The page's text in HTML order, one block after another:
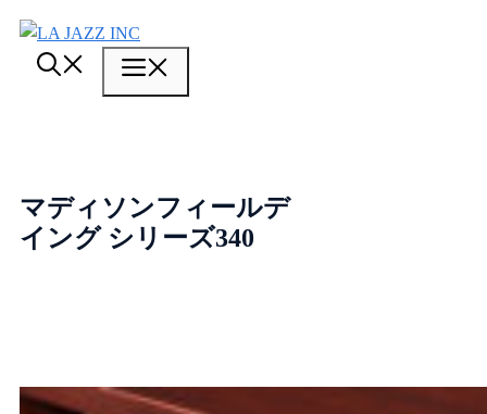
コ
ッ
ー
マディソンフィールデ
イング シリーズ340